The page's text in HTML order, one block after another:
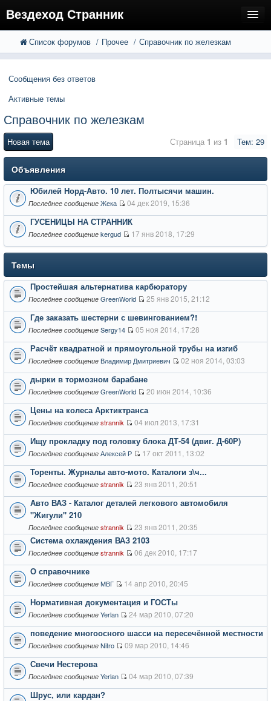
Вездеход Странник
FAQ
Расширенный поиск
Список форумов Прочее Справочник по железкам
Сообщения без ответов
Активные темы
Справочник по железкам
Новая тема Тем: 29
Страница 1 из 1
Объявления
Юбилей Норд-Авто. 10 лет. Полтысячи машин.
Последнее сообщение Жека 04 дек 2019, 15:36
ГУСЕНИЦЫ НА СТРАННИК
Последнее сообщение kergud 17 янв 2018, 17:29
Темы
Простейшая альтернатива карбюратору
Последнее сообщение GreenWorld 25 янв 2015, 21:12
Где заказать шестерни с шевингованием?!
Последнее сообщение Sergy14 05 ноя 2014, 17:28
Расчёт квадратной и прямоугольной трубы на изгиб
Последнее сообщение Владимир Дмитриевич 02 ноя 2014, 03:03
дырки в тормозном барабане
Последнее сообщение GreenWorld 20 июн 2014, 10:36
Цены на колеса Арктиктранса
Последнее сообщение strannik 04 июл 2013, 17:31
Ищу прокладку под головку блока ДТ-54 (двиг. Д-60Р)
Последнее сообщение Алексей Р 17 окт 2011, 13:02
Торенты. Журналы авто-мото. Каталоги з\ч...
Последнее сообщение strannik 23 янв 2011, 20:51
Авто ВАЗ - Каталог деталей легкового автомобиля
"Жигули" 210
Последнее сообщение strannik 23 янв 2011, 20:35
Система охлаждения ВАЗ 2103
Последнее сообщение strannik 06 дек 2010, 17:17
О справочнике
Последнее сообщение МВГ 14 апр 2010, 20:45
Нормативная документация и ГОСТы
Последнее сообщение Yerlan 24 мар 2010, 07:20
поведение многоосного шасси на пересечённой местности
Последнее сообщение Nitro 09 мар 2010, 14:46
Свечи Нестерова
Последнее сообщение Yerlan 04 мар 2010, 07:39
Шрус, или кардан?